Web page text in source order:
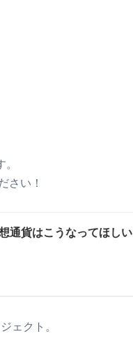
さい！
通貨はこうなってほしい
ェクト。